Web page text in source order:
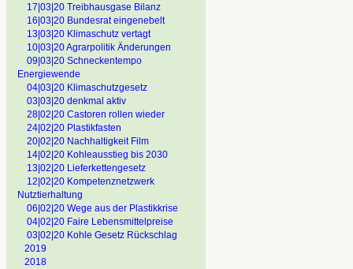
17|03|20 Treibhausgase Bilanz
16|03|20 Bundesrat eingenebelt
13|03|20 Klimaschutz vertagt
10|03|20 Agrarpolitik Änderungen
09|03|20 Schneckentempo
Energiewende
04|03|20 Klimaschutzgesetz
03|03|20 denkmal aktiv
28|02|20 Castoren rollen wieder
24|02|20 Plastikfasten
20|02|20 Nachhaltigkeit Film
14|02|20 Kohleausstieg bis 2030
13|02|20 Lieferkettengesetz
12|02|20 Kompetenznetzwerk
Nutztierhaltung
06|02|20 Wege aus der Plastikkrise
04|02|20 Faire Lebensmittelpreise
03|02|20 Kohle Gesetz Rückschlag
2019
2018